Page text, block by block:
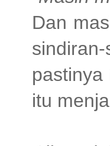
Dan
pastinya
itu